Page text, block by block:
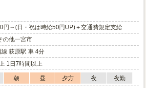
円～(日・祝は時給50円UP)＋交通費規定⽀給
の他一宮市
萩原駅 車 4分
1日7時間以上
朝 昼 夕方 夜
夜勤